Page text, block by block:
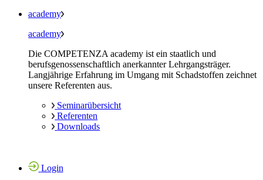
academy
academy
Die COMPETENZA academy ist ein staatlich und
berufsgenossenschaftlich anerkannter Lehrgangsträger.
Langjährige Erfahrung im Umgang mit Schadstoffen zeichnet
unsere Referenten aus.
Seminarübersicht
Referenten
Downloads
Login